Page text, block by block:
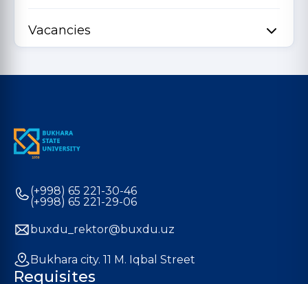
Vacancies
(+998) 65 221-30-46
(+998) 65 221-29-06
buxdu_rektor@buxdu.uz
Bukhara city. 11 M. Iqbal Street
Requisites